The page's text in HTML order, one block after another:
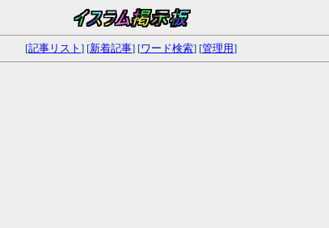
[記事リスト ] [新着記事] [ワード検索] [管理用]